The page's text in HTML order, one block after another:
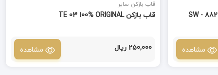
مشاهده
قاب بازکن سایر
قاب بازکن TE 03 100% ORIGINAL
250,000 ریال مشاهده